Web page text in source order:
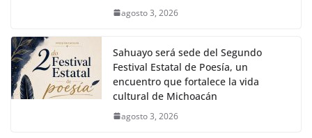
agosto 3, 2026
Sahuayo será sede del Segundo
Festival Estatal de Poesía, un
encuentro que fortalece la vida
cultural de Michoacán
agosto 3, 2026